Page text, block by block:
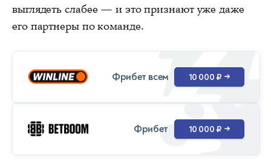
выглядеть слабее — и это признают уже даже
его партнеры по команде.
Фрибет всем 10 000 ₽ →
Фрибет 10 000 ₽ →